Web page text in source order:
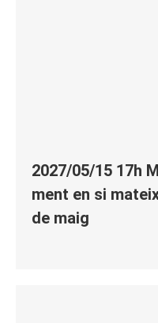
2027/05/15 17h
ment en si
de maig